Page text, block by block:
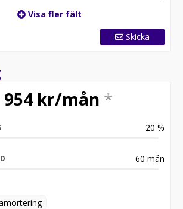
Visa fler fält
Skicka
954kr/mån *
20 %
60 mån